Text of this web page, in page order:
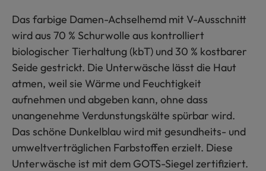
Das farbige Damen-Achselhemd mit V-Ausschnitt
wird aus 70 % Schurwolle aus kontrolliert
biologischer Tierhaltung (kbT) und 30 % kostbarer
Seide gestrickt. Die Unterwäsche lässt die Haut
atmen, weil sie Wärme und Feuchtigkeit
aufnehmen und abgeben kann, ohne dass
unangenehme Verdunstungskälte spürbar wird.
Das schöne Dunkelblau wird mit gesundheits- und
umweltverträglichen Farbstoffen erzielt. Diese
Unterwäsche ist mit dem GOTS-Siegel zertifiziert.